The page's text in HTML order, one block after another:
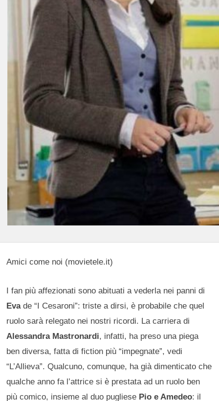
Amici come noi (movietele.it)
I fan più affezionati sono abituati a vederla nei panni di
Evade “I Cesaroni”: triste a dirsi, è probabile che quel
ruolo sarà relegato nei nostri ricordi. La carriera di
Alessandra Mastronardi, infatti, ha preso una piega
ben diversa, fatta di fiction più “impegnate”, vedi
“L’Allieva”. Qualcuno, comunque, ha già dimenticato che
qualche anno fa l’attrice si è prestata ad un ruolo ben
più comico, insieme al duo pugliese Pio e Amedeo: il